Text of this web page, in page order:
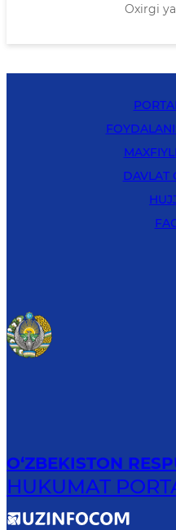
Oxirgi
DAVLAT
O‘ZBEKISTON
HUKUMAT